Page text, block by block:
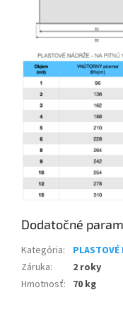
Dodatočné
Kategória:
PLASTOVÉ
Záruka:
2 roky
Hmotnosť: 70 kg